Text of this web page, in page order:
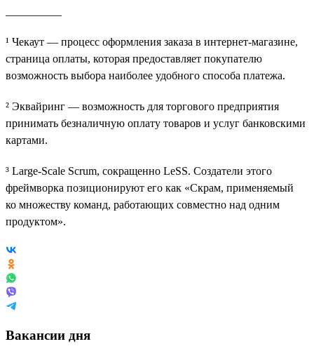
¹ Чекаут — процесс оформления заказа в интернет-магазине,
страница оплаты, которая предоставляет покупателю
возможность выбора наиболее удобного способа платежа.
² Эквайринг — возможность для торгового предприятия
принимать безналичную оплату товаров и услуг банковскими
картами.
³ Large-Scale Scrum, сокращенно LeSS. Создатели этого
фреймворка позиционируют его как «Скрам, применяемый
ко множеству команд, работающих совместно над одним
продуктом».
Вакансии дня